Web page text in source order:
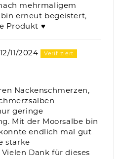
mehrmaligem
erneut begeistert,
Produkt ♥️
12/11/2024
Nackenschmerzen,
geringe
Mit der Moorsalbe bin
endlich mal gut
starke
Dank für dieses